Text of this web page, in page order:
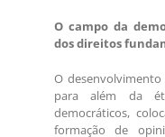
O campo da
dos direitos
O
para além da
democráticos,
formação de